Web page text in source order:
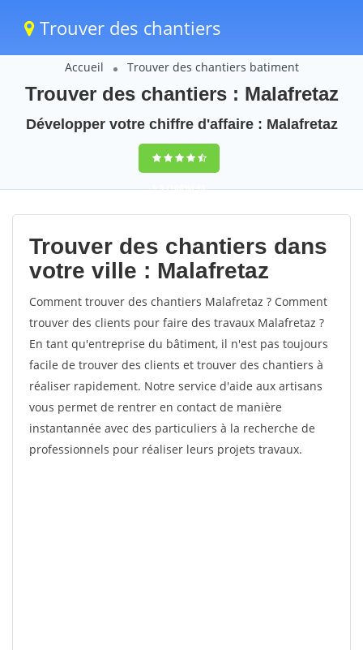
Trouver des chantiers
Accueil Trouver des chantiers batiment
Trouver des chantiers : Malafretaz
Développer votre chiffre d'affaire : Malafretaz
9,5(100%)43
votes
Trouver des chantiers dans
votre ville : Malafretaz
Comment trouver des chantiers Malafretaz ? Comment
trouver des clients pour faire des travaux Malafretaz ?
En tant qu'entreprise du bâtiment, il n'est pas toujours
facile de trouver des clients et trouver des chantiers à
réaliser rapidement. Notre service d'aide aux artisans
vous permet de rentrer en contact de manière
instantannée avec des particuliers à la recherche de
professionnels pour réaliser leurs projets travaux.